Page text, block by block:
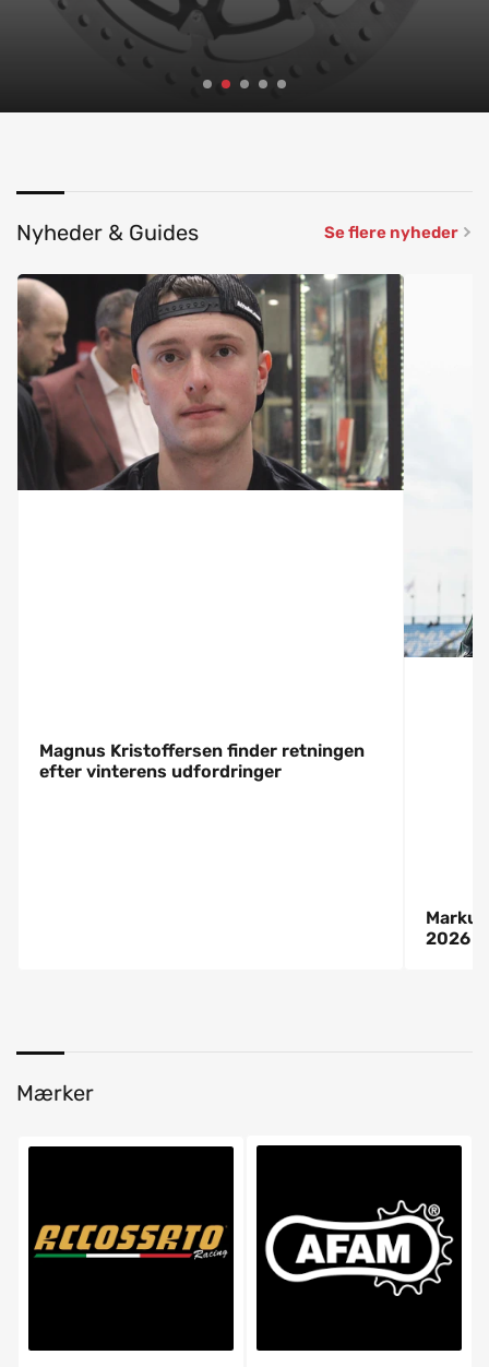
Udforsk butikken
Nyheder & Guides Se flere nyheder
Magnus Kristoffersen finder retningen
efter vinterens udfordringer
2026
Mærker